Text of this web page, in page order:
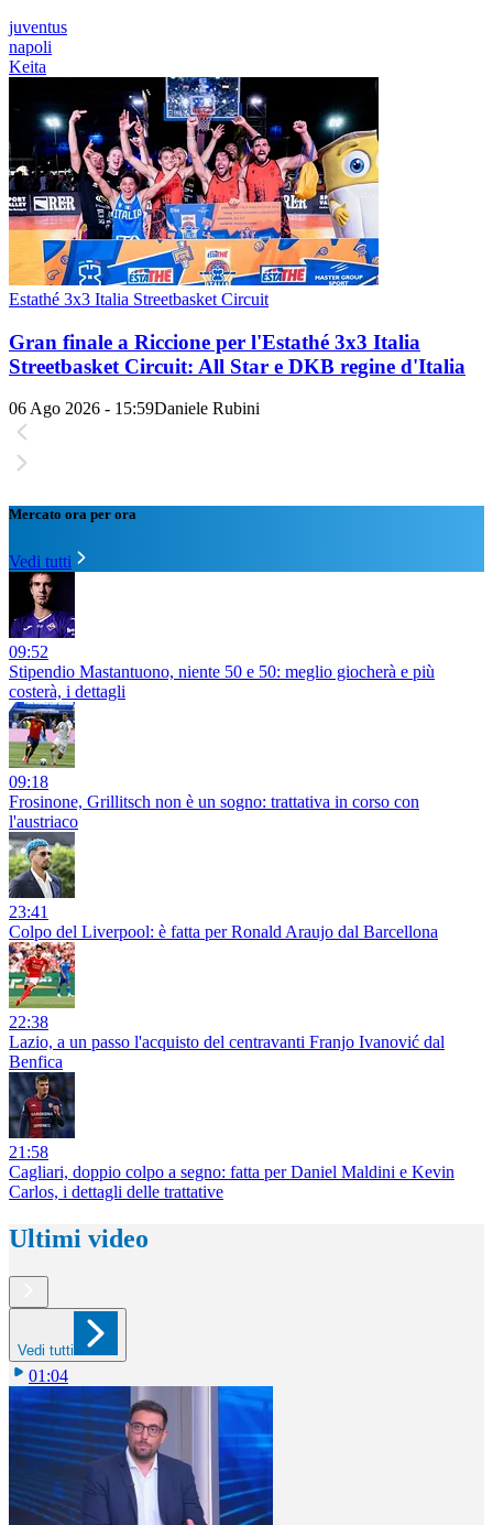
juventus
napoli
Keita
Estathé 3x3 Italia Streetbasket Circuit
Gran finale a Riccione per l'Estathé 3x3 Italia
Streetbasket Circuit: All Star e DKB regine d'Italia
06 Ago 2026 - 15:59Daniele Rubini
Mercato ora per ora
Vedi tutti
09:52
Stipendio Mastantuono, niente 50 e 50: meglio giocherà e più
costerà, i dettagli
09:18
Frosinone, Grillitsch non è un sogno: trattativa in corso con
l'austriaco
23:41
Colpo del Liverpool: è fatta per Ronald Araujo dal Barcellona
22:38
Lazio, a un passo l'acquisto del centravanti Franjo Ivanović dal
Benfica
21:58
Cagliari, doppio colpo a segno: fatta per Daniel Maldini e Kevin
Carlos, i dettagli delle trattative
Ultimi video
Vedi tutti
01:04